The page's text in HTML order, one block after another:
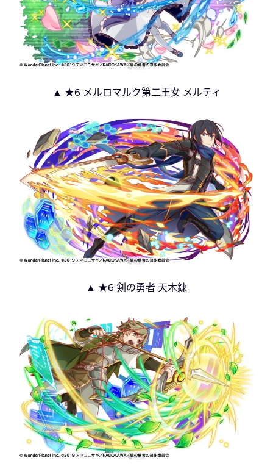
▲ ★6 メルロマルク第二王女 メルティ
▲ ★6 剣の勇者 天木錬